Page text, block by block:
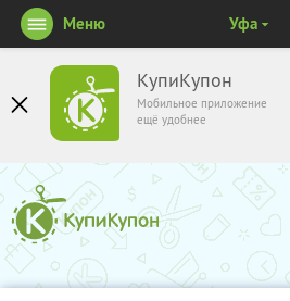
КупиКупон
Мобильное приложение
ещё удобнее
Меню Уфа